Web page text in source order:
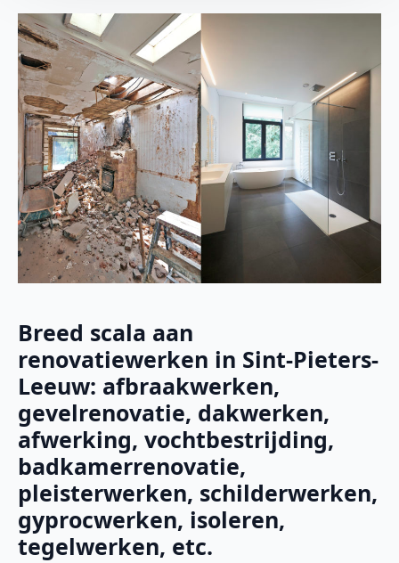
Breed scala aan
renovatiewerken in Sint-Pieters-
Leeuw: afbraakwerken,
gevelrenovatie, dakwerken,
afwerking, vochtbestrijding,
badkamerrenovatie,
pleisterwerken, schilderwerken,
gyprocwerken, isoleren,
tegelwerken, etc.